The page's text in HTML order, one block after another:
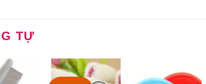
TỰ